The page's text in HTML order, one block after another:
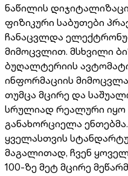
ნაწილის
ფიზიკური საბუთები
ჩანაცვლდა
მიმოცვლით. მსხვილი
ბუღალტერიის
ინფორმაციის
თუმცა მცირე და
სრულიად რეალური იყო
განახორციელა
ყველასთვის
მაგალითად, ჩვენ
100-ზე მეტ მცირე